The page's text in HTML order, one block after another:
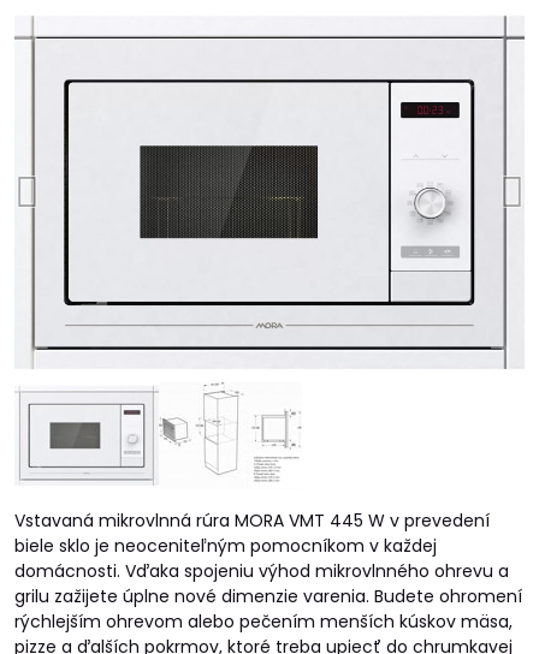
Vstavaná mikrovlnná rúra MORA VMT 445 W v prevedení
biele sklo je neoceniteľným pomocníkom v každej
domácnosti. Vďaka spojeniu výhod mikrovlnného ohrevu a
grilu zažijete úplne nové dimenzie varenia. Budete ohromení
rýchlejším ohrevom alebo pečením menších kúskov mäsa,
pizze a ďalších pokrmov, ktoré treba upiecť do chrumkavej